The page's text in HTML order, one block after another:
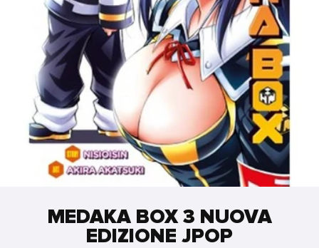
MEDAKA BOX 3 NUOVA
EDIZIONE JPOP